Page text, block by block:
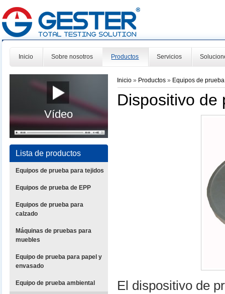
Inicio Sobre nosotros Productos Servicios
Vídeo
Lista de productos
Equipos de prueba para tejidos
Equipos de prueba de EPP
Equipos de prueba para
calzado
Máquinas de pruebas para
muebles
Equipo de prueba para papel y
envasado
Equipo de prueba ambiental
Inicio » Productos» Equipos de
Dispositivo de
El dispositivo de